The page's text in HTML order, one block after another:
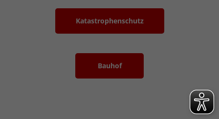
Katastrophenschutz
Bauhof